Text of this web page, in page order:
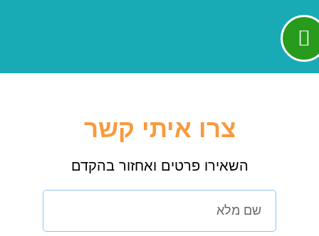
צרו איתי קשר
השאירו פרטים ואחזור בהקדם